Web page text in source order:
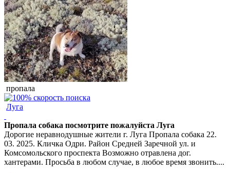
пропала
Луга
Пропала собака посмотрите пожалуйста Луга
Дорогие неравнодушные жители г. Луга Пропала собака 22.
03. 2025. Кличка Одри. Район Средней Заречной ул. и
Комсомольского проспекта Возможно отравлена дог.
хантерами. Просьба в любом случае, в любое время звонить....